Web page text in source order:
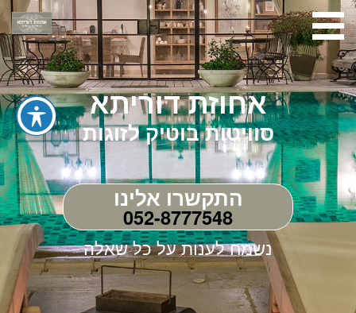
אחוזת דוריתא
סוויטות בוטיק לזוגות
התקשרו אלינו
052-8777548
נשמח לענות על כל שאלה